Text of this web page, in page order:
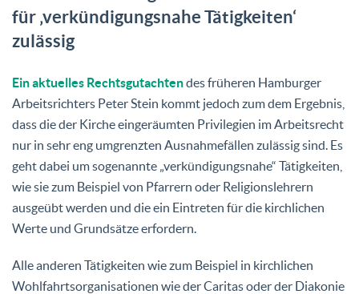
für ‚verkündigungsnahe Tätigkeiten‘
zulässig
Ein aktuelles Rechtsgutachtendes früheren Hamburger
Arbeitsrichters Peter Stein kommt jedoch zum dem Ergebnis,
dass die der Kirche eingeräumten Privilegien im Arbeitsrecht
nur in sehr eng umgrenzten Ausnahmefällen zulässig sind. Es
geht dabei um sogenannte „verkündigungsnahe“ Tätigkeiten,
wie sie zum Beispiel von Pfarrern oder Religionslehrern
ausgeübt werden und die ein Eintreten für die kirchlichen
Werte und Grundsätze erfordern.
Alle anderen Tätigkeiten wie zum Beispiel in kirchlichen
Wohlfahrtsorganisationen wie der Caritas oder der Diakonie